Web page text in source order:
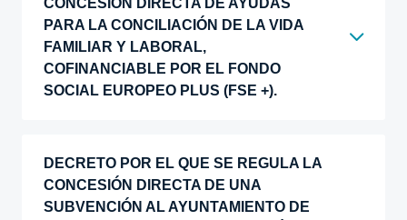
CONCESIÓN DIRECTA DE AYUDAS
PARA LA CONCILIACIÓN DE LA VIDA
FAMILIAR Y LABORAL,
COFINANCIABLE POR EL FONDO
SOCIAL EUROPEO PLUS (FSE +).
DECRETO POR EL QUE SE REGULA LA
CONCESIÓN DIRECTA DE UNA
SUBVENCIÓN AL AYUNTAMIENTO DE